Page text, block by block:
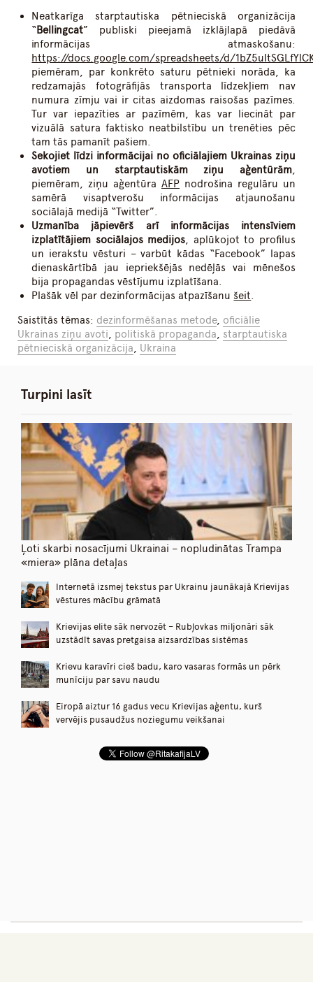
Neatkarīga starptautiska pētnieciskā organizācija
“Bellingcat” publiski pieejamā izklājlapā piedāvā
informācijas atmaskošanu:
https://docs.google.com/spreadsheets/d/
piemēram, par konkrēto saturu pētnieki norāda, ka
redzamajās fotogrāfijās transporta līdzekļiem nav
numura zīmju vai ir citas aizdomas raisošas pazīmes.
Tur var iepazīties ar pazīmēm, kas var liecināt par
vizuālā satura faktisko neatbilstību un trenēties pēc
tam tās pamanīt pašiem.
Sekojiet līdzi informācijai no oficiālajiem Ukrainas ziņu
avotiem un starptautiskām ziņu aģentūrām,
piemēram, ziņu aģentūra AFP nodrošina regulāru un
samērā visaptverošu informācijas atjaunošanu
sociālajā medijā “Twitter”.
Uzmanība jāpievērš arī informācijas intensīviem
izplatītājiem sociālajos medijos, aplūkojot to profilus
un ierakstu vēsturi – varbūt kādas “Facebook” lapas
dienaskārtībā jau iepriekšējās nedēļās vai mēnešos
bija propagandas vēstījumu izplatīšana.
Plašāk vēl par dezinformācijas atpazīšanu šeit.
Saistītās tēmas: dezinformēšanas metode, oficiālie
Ukrainas ziņu avoti, politiskā propaganda, starptautiska
pētnieciskā organizācija, Ukraina
Turpini lasīt
Ļoti skarbi nosacījumi Ukrainai – nopludinātas Trampa
«miera» plāna detaļas
Internetā izsmej tekstus par Ukrainu jaunākajā Krievijas
vēstures mācību grāmatā
Krievijas elite sāk nervozēt – Rubļovkas miljonāri sāk
uzstādīt savas pretgaisa aizsardzības sistēmas
Krievu karavīri cieš badu, karo vasaras formās un pērk
munīciju par savu naudu
Eiropā aiztur 16 gadus vecu Krievijas aģentu, kurš
vervējis pusaudžus noziegumu veikšanai